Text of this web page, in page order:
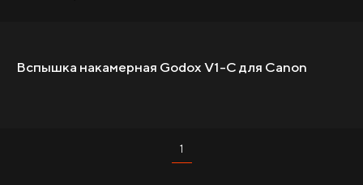
Вспышка накамерная Godox V1-C для Canon
1